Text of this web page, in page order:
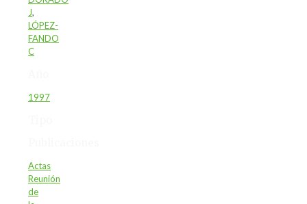
J,
LÓPEZ-
FANDO
C
1997
Actas
Reunión
de